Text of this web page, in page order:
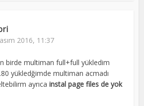
2016, 11:37
birde multiman full+full yükledim
yükledğimde multiman acmadı
ayrıcainstal page files de yok